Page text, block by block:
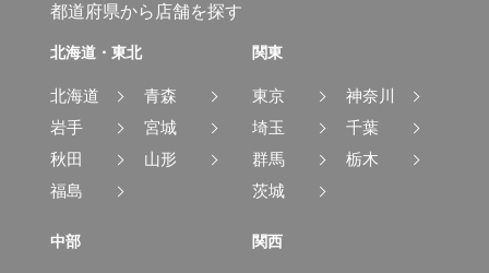
都道府県から店舗を探す
北海道・東北
北海道
青森
岩手
宮城
秋田
山形
福島
関東
東京
神奈川
埼玉
千葉
群馬
栃木
茨城
中部 関西